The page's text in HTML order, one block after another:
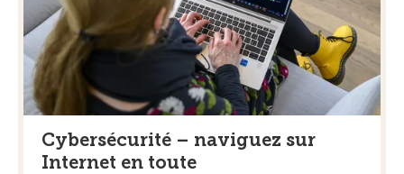
Cybersécurité – naviguez sur
Internet en toute